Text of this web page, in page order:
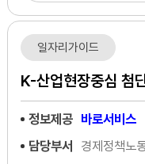
일자리가이드
K-산업현장중심 첨
정보제공 바로서비스
담당부서
경제정책노